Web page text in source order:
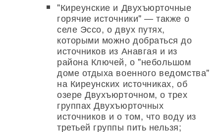
"Киреунские и Двухъюрточные
горячие источники" — также о
селе Эссо, о двух путях,
которыми можно добраться до
источников из Анавгая и из
района Ключей, о "небольшом
доме отдыха военного ведомства"
на Киреунских источниках, об
озере Двухъюрточном, о трех
группах Двухъюрточных
источников и о том, что воду из
третьей группы пить нельзя;